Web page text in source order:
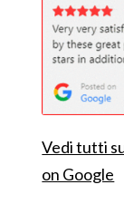
Vedi tutti
on Google